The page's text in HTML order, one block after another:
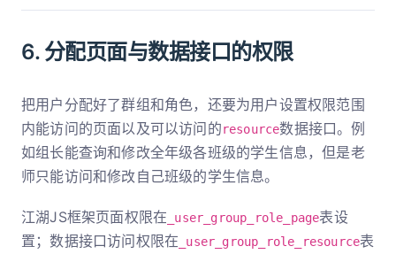
6. 分配页面与数据接口的权限
把用户分配好了群组和角色，还要为用户设置权限范围
内能访问的页面以及可以访问的resource数据接口。例
如组长能查询和修改全年级各班级的学生信息，但是老
师只能访问和修改自己班级的学生信息。
江湖JS框架页面权限在 _user_group_role_page表设
置；数据接口访问权限在 _user_group_role_resource表